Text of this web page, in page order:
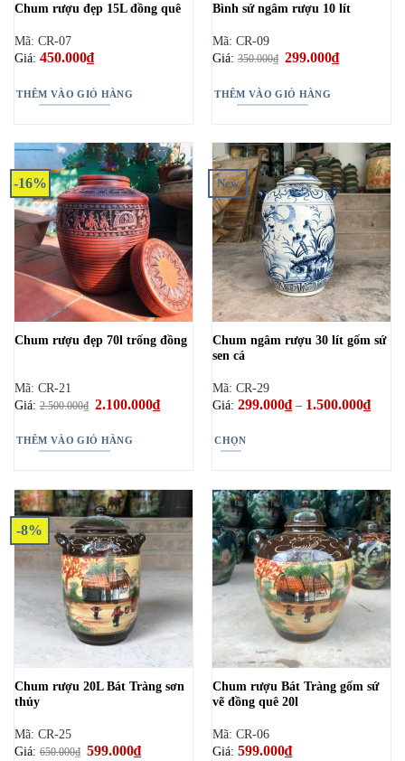
được
trên
phẩm
Chum rượu đẹp 15L đồng quê
Mã: CR-07
Giá: 450.000₫
THÊM VÀO GIỎ HÀNG
Bình sứ ngâm rượu 10 lít
Mã: CR-09
Giá:350.000₫ Giá
350.000₫.
299.000₫Giá
hiện
THÊM VÀO GIỎ HÀNG
-16%
Chum rượu đẹp 70l trống đồng
Mã: CR-21
Giá:2.500.000₫ Giá
2.500.000₫.
2.100.000₫Giá
hiện
2.100.000₫.
THÊM VÀO GIỎ HÀNG
New
Chum ngâm rượu 30 lít gốm sứ
sen cá
Mã: CR-29
Giá: 299.000₫ – 1.500.000₫
giá:
CHỌN
này
có
nhiều
biến
thể.
Các
tùy
có
thể
được
chọn
trên
trang
-8%
Chum rượu 20L Bát Tràng sơn
thủy
Mã: CR-25
Giá:650.000₫ Giá
599.000₫Giá
Chum rượu Bát Tràng gốm sứ
vẽ đồng quê 20l
Mã: CR-06
Giá: 599.000₫